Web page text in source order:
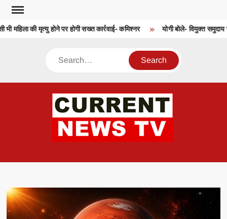
Skip
content
महिला की मृत्यु होने पर होगी सख्त कार्रवाई- कमिश्नर योगी बोले- विमुक्त
Search